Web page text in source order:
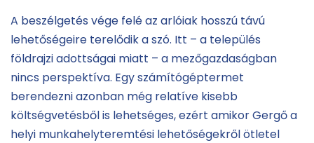
A beszélgetés vége felé az arlóiak hosszú távú
lehetőségeire terelődik a szó. Itt – a település
földrajzi adottságai miatt – a mezőgazdaságban
nincs perspektíva. Egy számítógéptermet
berendezni azonban még relatíve kisebb
költségvetésből is lehetséges, ezért amikor Gergő a
helyi munkahelyteremtési lehetőségekről ötletel